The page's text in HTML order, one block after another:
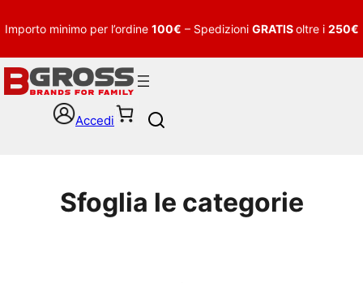
Importo minimo per l’ordine 100€ – Spedizioni GRATISoltre i 250€
Accedi
h
Sfoglia le categorie